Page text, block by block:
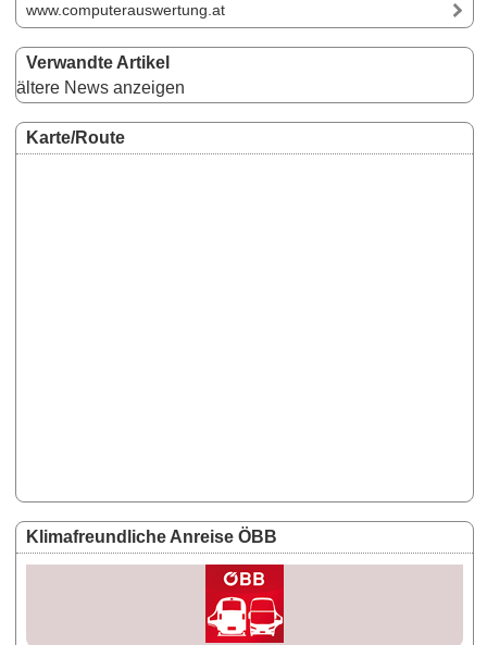
www.computerauswertung.at
Verwandte Artikel
ältere News anzeigen
Karte/Route
Klimafreundliche Anreise ÖBB